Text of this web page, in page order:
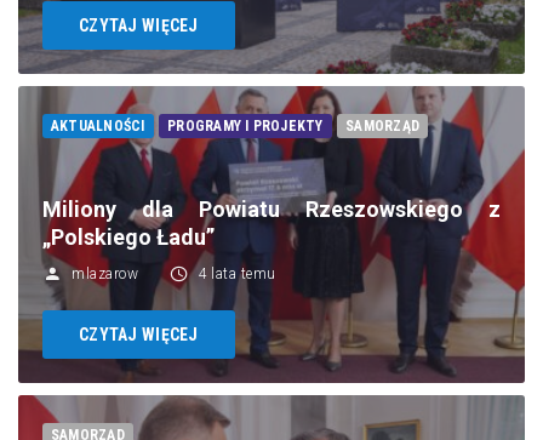
CZYTAJ WIĘCEJ
AKTUALNOŚCI PROGRAMY I PROJEKTY SAMORZĄD
Miliony dla Powiatu Rzeszowskiego z
„Polskiego Ładu”
mlazarow 4 lata temu
CZYTAJ WIĘCEJ
SAMORZĄD